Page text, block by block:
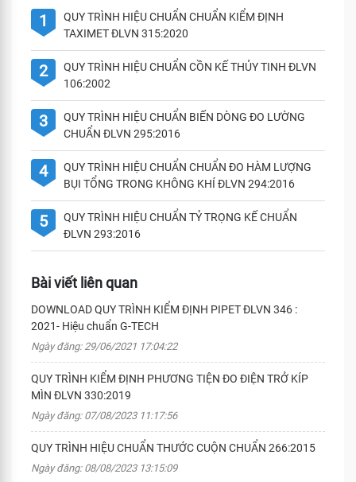
1
QUY TRÌNH HIỆU CHUẨN CHUẨN KIỂM ĐỊNH
TAXIMET ĐLVN 315:2020
2
QUY TRÌNH HIỆU CHUẨN CỒN KẾ THỦY TINH ĐLVN
106:2002
3
QUY TRÌNH HIỆU CHUẨN BIẾN DÒNG ĐO LƯỜNG
CHUẨN ĐLVN 295:2016
4
QUY TRÌNH HIỆU CHUẨN CHUẨN ĐO HÀM LƯỢNG
BỤI TỔNG TRONG KHÔNG KHÍ ĐLVN 294:2016
5
QUY TRÌNH HIỆU CHUẨN TỶ TRỌNG KẾ CHUẨN
ĐLVN 293:2016
Bài viết liên quan
DOWNLOAD QUY TRÌNH KIỂM ĐỊNH PIPET ĐLVN 346 :
2021- Hiệu chuẩn G-TECH
Ngày đăng: 29/06/2021 17:04:22
QUY TRÌNH KIỂM ĐỊNH PHƯƠNG TIỆN ĐO ĐIỆN TRỞ KÍP
MÌN ĐLVN 330:2019
Ngày đăng: 07/08/2023 11:17:56
QUY TRÌNH HIỆU CHUẨN THƯỚC CUỘN CHUẨN 266:2015
Ngày đăng: 08/08/2023 13:15:09